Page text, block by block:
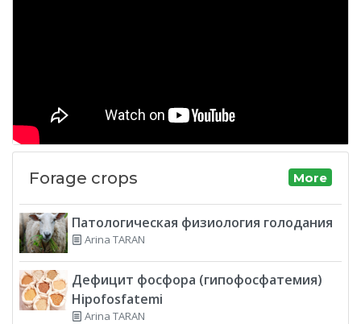
Forage crops More
Патологическая физиология голодания
Arina TARAN
Дефицит фосфора (гипофосфатемия)
Hipofosfatemi
Arina TARAN